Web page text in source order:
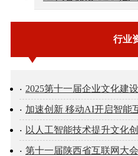
行业
2025第十一届企业文化建
加速创新 移动AI开启智能
以人工智能技术提升文化
第十一届陕西省互联网大